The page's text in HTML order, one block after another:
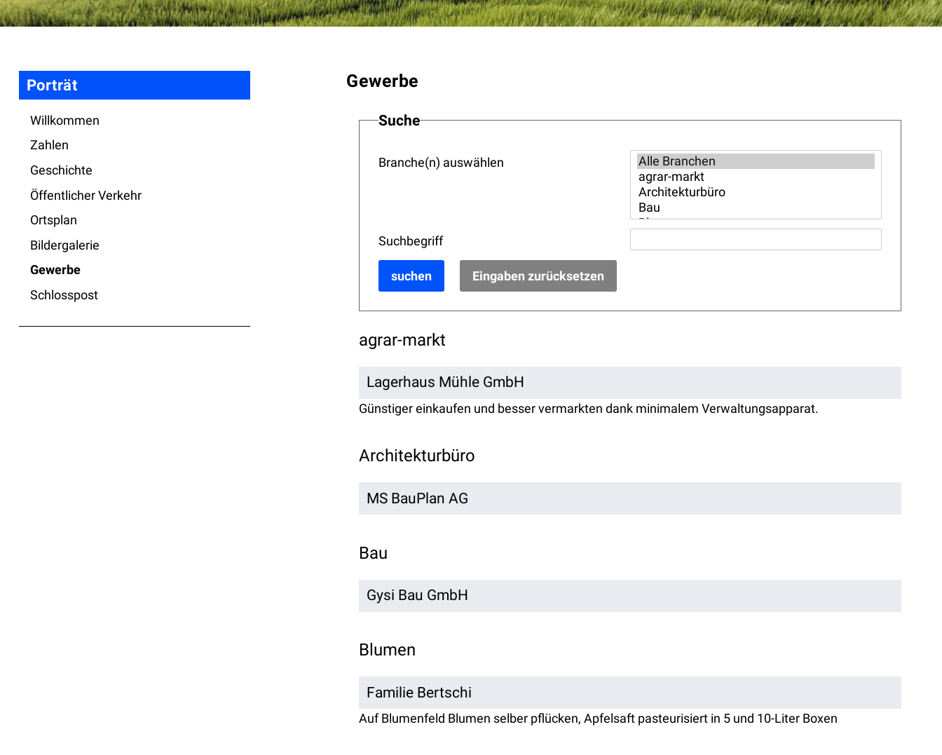
Navigation
Porträt
Willkommen
Zahlen
Geschichte
Öffentlicher Verkehr
Ortsplan
Bildergalerie
Gewerbe
Schlosspost
Gewerbe
Suche
Branche(n) auswählen
Suchbegriff
suchen Eingaben zurücksetzen
agrar-markt
Lagerhaus Mühle GmbH
Günstiger einkaufen und besser vermarkten dank minimalem Verwaltungsapparat.
Architekturbüro
MS BauPlan AG
Bau
Gysi Bau GmbH
Blumen
Familie Bertschi
Auf Blumenfeld Blumen selber pflücken, Apfelsaft pasteurisiert in 5 und 10-Liter Boxen